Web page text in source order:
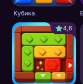
Кубика
4,6